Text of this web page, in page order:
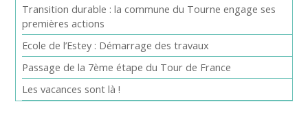
Transition durable : la commune du Tourne engage ses
premières actions
Ecole de l’Estey : Démarrage des travaux
Passage de la 7ème étape du Tour de France
Les vacances sont là !